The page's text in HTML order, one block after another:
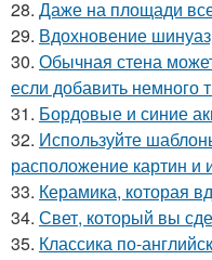
28. Даже на площади
29. Вдохновение
30. Обычная стена
если добавить немного
31. Бордовые и синие
32. Используйте
расположение картин и
33. Керамика, которая
34. Свет, который вы
35. Классика по-